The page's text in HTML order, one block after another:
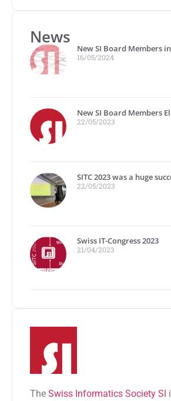
News
New SI Board Members
16/05/2024
New SI Board Members
22/05/2023
SITC 2023 was a huge
22/05/2023
Swiss IT-Congress 2023
21/04/2023
The Swiss Informatics Society SI